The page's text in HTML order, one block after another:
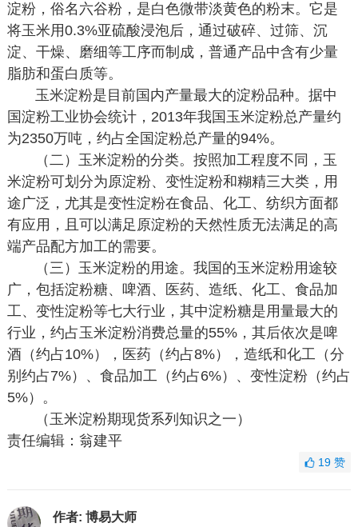
淀粉，俗名六谷粉，是白色微带淡黄色的粉末。它是
将玉米用0.3%亚硫酸浸泡后，通过破碎、过筛、沉
淀、干燥、磨细等工序而制成，普通产品中含有少量
脂肪和蛋白质等。
玉米淀粉是目前国内产量最大的淀粉品种。据中
国淀粉工业协会统计，2013年我国玉米淀粉总产量约
为2350万吨，约占全国淀粉总产量的94%。
（二）玉米淀粉的分类。按照加工程度不同，玉
米淀粉可划分为原淀粉、变性淀粉和糊精三大类，用
途广泛，尤其是变性淀粉在食品、化工、纺织方面都
有应用，且可以满足原淀粉的天然性质无法满足的高
端产品配方加工的需要。
（三）玉米淀粉的用途。我国的玉米淀粉用途较
广，包括淀粉糖、啤酒、医药、造纸、化工、食品加
工、变性淀粉等七大行业，其中淀粉糖是用量最大的
行业，约占玉米淀粉消费总量的55%，其后依次是啤
酒（约占10%），医药（约占8%），造纸和化工（分
别约占7%）、食品加工（约占6%）、变性淀粉（约占
5%）。
（玉米淀粉期现货系列知识之一）
责任编辑：翁建平
19赞
作者: 博易大师